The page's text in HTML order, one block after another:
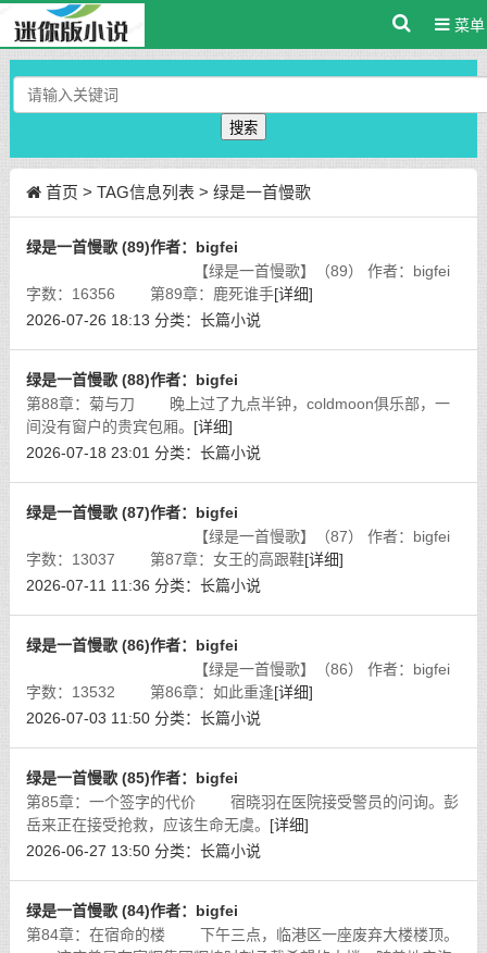
菜单
搜索
首页 > TAG信息列表 > 绿是一首慢歌
绿是一首慢歌 (89)作者：bigfei
【绿是一首慢歌】（89） 作者：bigfei
字数：16356 第89章：鹿死谁手[详细]
2026-07-26 18:13 分类： 长篇小说
绿是一首慢歌 (88)作者：bigfei
第88章：菊与刀 晚上过了九点半钟，coldmoon俱乐部，一
间没有窗户的贵宾包厢。 [详细]
2026-07-18 23:01 分类： 长篇小说
绿是一首慢歌 (87)作者：bigfei
【绿是一首慢歌】（87） 作者：bigfei
字数：13037 第87章：女王的高跟鞋[详细]
2026-07-11 11:36 分类： 长篇小说
绿是一首慢歌 (86)作者：bigfei
【绿是一首慢歌】（86） 作者：bigfei
字数：13532 第86章：如此重逢[详细]
2026-07-03 11:50 分类： 长篇小说
绿是一首慢歌 (85)作者：bigfei
第85章：一个签字的代价 宿晓羽在医院接受警员的问询。彭
岳来正在接受抢救，应该生命无虞。 [详细]
2026-06-27 13:50 分类： 长篇小说
绿是一首慢歌 (84)作者：bigfei
第84章：在宿命的楼 下午三点，临港区一座废弃大楼楼顶。